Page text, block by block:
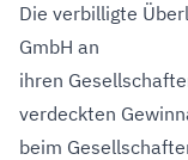
Die verbilligte
GmbH an
ihren
verdeckten
beim